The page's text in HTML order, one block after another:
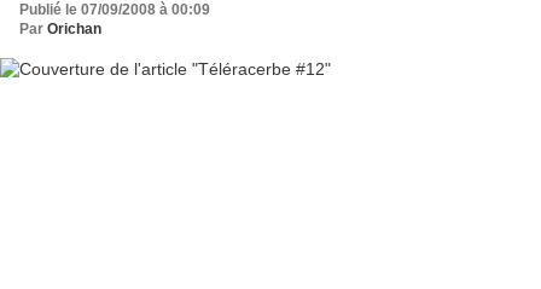
Publié le 07/09/2008 à 00:09
Par Orichan